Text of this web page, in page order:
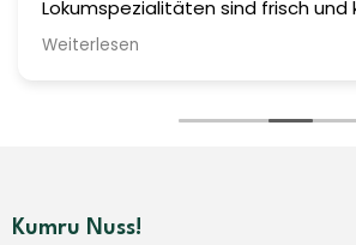
Lokumspezialitäten sind frisch und
Qualität ist top. Zu unserem Kaffee
kostenlos frisch geröstete Nüsse
Weiterlesen
Kumru Nuss!